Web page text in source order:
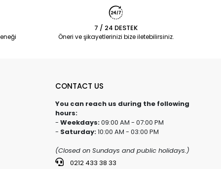
7 / 24 DESTEK
Öneri ve şikayetlerinizi bize iletebilirsiniz.
CONTACT US
You can reach us during the following
hours:
- Weekdays:09:00 AM - 07:00 PM
- Saturday:10:00 AM - 03:00 PM
(Closed on Sundays and public holidays.)
0212 433 38 33